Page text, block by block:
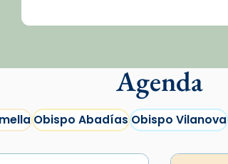
Agenda
Obispo AbadíasObispo Vilanova